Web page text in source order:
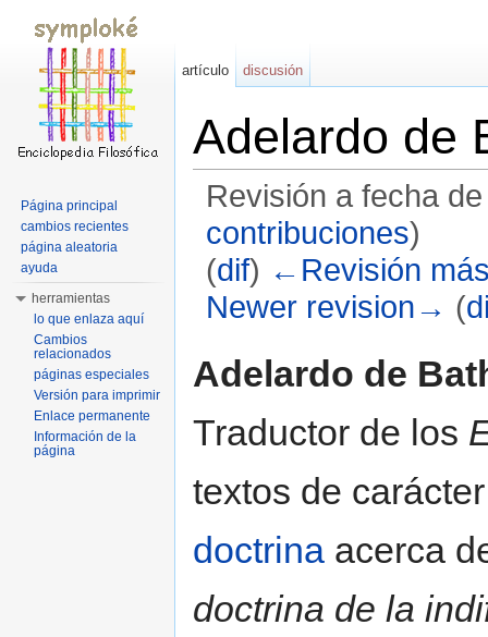
Adelardo de
Revisión a fecha
contribuciones)
(dif) ←Revisión
Newer revision→ (
Adelardo de
Traductor de los
textos de
doctrina acerca
doctrina de la
artículo discusión
Página principal
cambios recientes
página aleatoria
ayuda
herramientas
lo que enlaza aquí
Cambios
relacionados
páginas especiales
Versión para imprimir
Enlace permanente
Información de la
página